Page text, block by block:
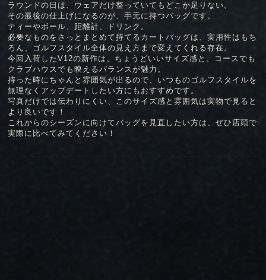
ラウンドの日は、ウェアだけ整っていてもどこか足りない。
その最後の仕上げになるのが、手元に持つバッグです。
ティーやボール、距離計、ドリンク。
必要なものをさっとまとめて持てるカートバッグは、実用性はもち
ろん、ゴルフスタイル全体の見え方まで変えてくれる存在。
今回入荷したV12の新作は、ちょうどいいサイズ感と、コースでも
クラブハウスでも映えるバランスが魅力。
持った時にちゃんと雰囲気が出るので、いつものゴルフスタイルを
無理なくアップデートしたい方にもおすすめです。
写真だけでは伝わりにくい、このサイズ感と雰囲気は実物で見ると
より良いです！
これからのシーズンに向けてバッグを見直したい方は、ぜひ店頭で
実際に比べてみてください！